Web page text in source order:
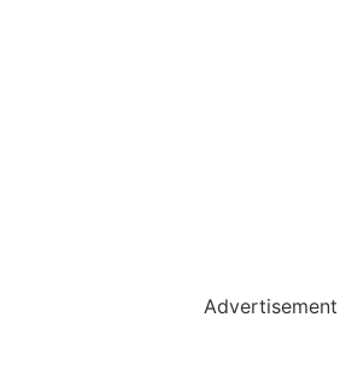
Advertisement